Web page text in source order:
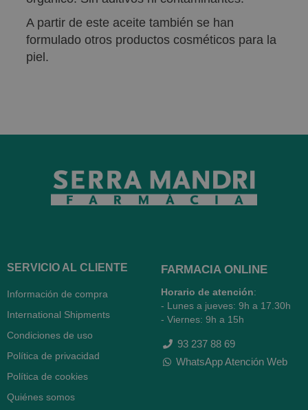
A partir de este aceite también se han
formulado otros productos cosméticos para la
piel.
SERVICIO AL CLIENTE
Información de compra
International Shipments
Condiciones de uso
Política de privacidad
Política de cookies
Quiénes somos
FARMACIA ONLINE
Horario de atención:
- Lunes a jueves: 9h a 17.30h
- Viernes: 9h a 15h
93 237 88 69
WhatsApp Atención Web